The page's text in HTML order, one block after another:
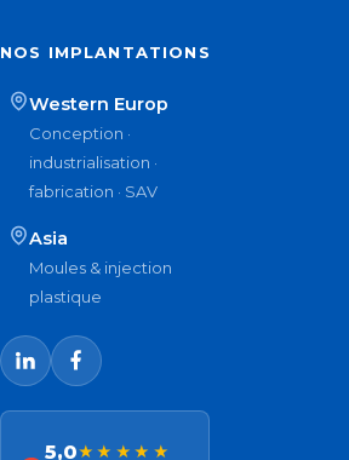
NOS IMPLANTATIONS
Western Europ
Conception ·
industrialisation ·
fabrication · SAV
Asia
Moules & injection
plastique
5,0★★★★★